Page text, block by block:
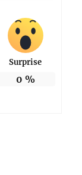
Surprise
0 %